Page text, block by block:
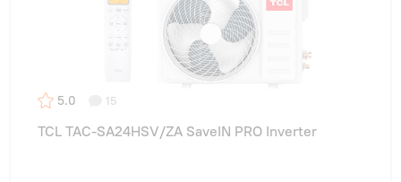
5.0 15
TCL TAC-SA24HSV/ZA SaveIN PRO Inverter